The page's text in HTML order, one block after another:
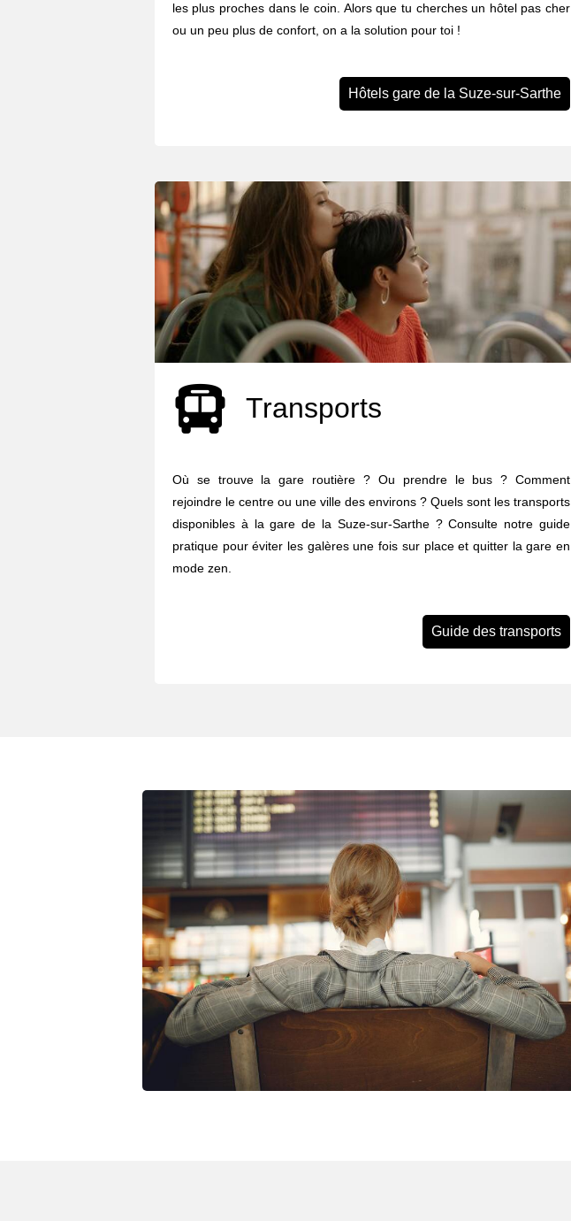
les plus proches dans le coin. Alors que tu cherches un hôtel pas cher
ou un peu plus de confort, on a la solution pour toi !
Hôtels gare de la Suze-sur-Sarthe
Transports
Où se trouve la gare routière ? Ou prendre le bus ? Comment
rejoindre le centre ou une ville des environs ? Quels sont les transports
disponibles à la gare de la Suze-sur-Sarthe ? Consulte notre guide
pratique pour éviter les galères une fois sur place et quitter la gare en
mode zen.
Guide des transports